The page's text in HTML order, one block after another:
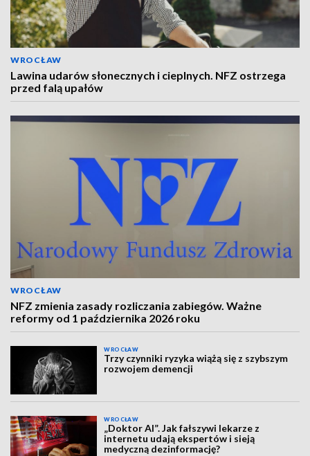
WROCŁAW
Lawina udarów słonecznych i cieplnych. NFZ ostrzega
przed falą upałów
WROCŁAW
NFZ zmienia zasady rozliczania zabiegów. Ważne
reformy od 1 października 2026 roku
WROCŁAW
Trzy czynniki ryzyka wiążą się z szybszym
rozwojem demencji
WROCŁAW
„Doktor AI”. Jak fałszywi lekarze z
internetu udają ekspertów i sieją
medyczną dezinformację?